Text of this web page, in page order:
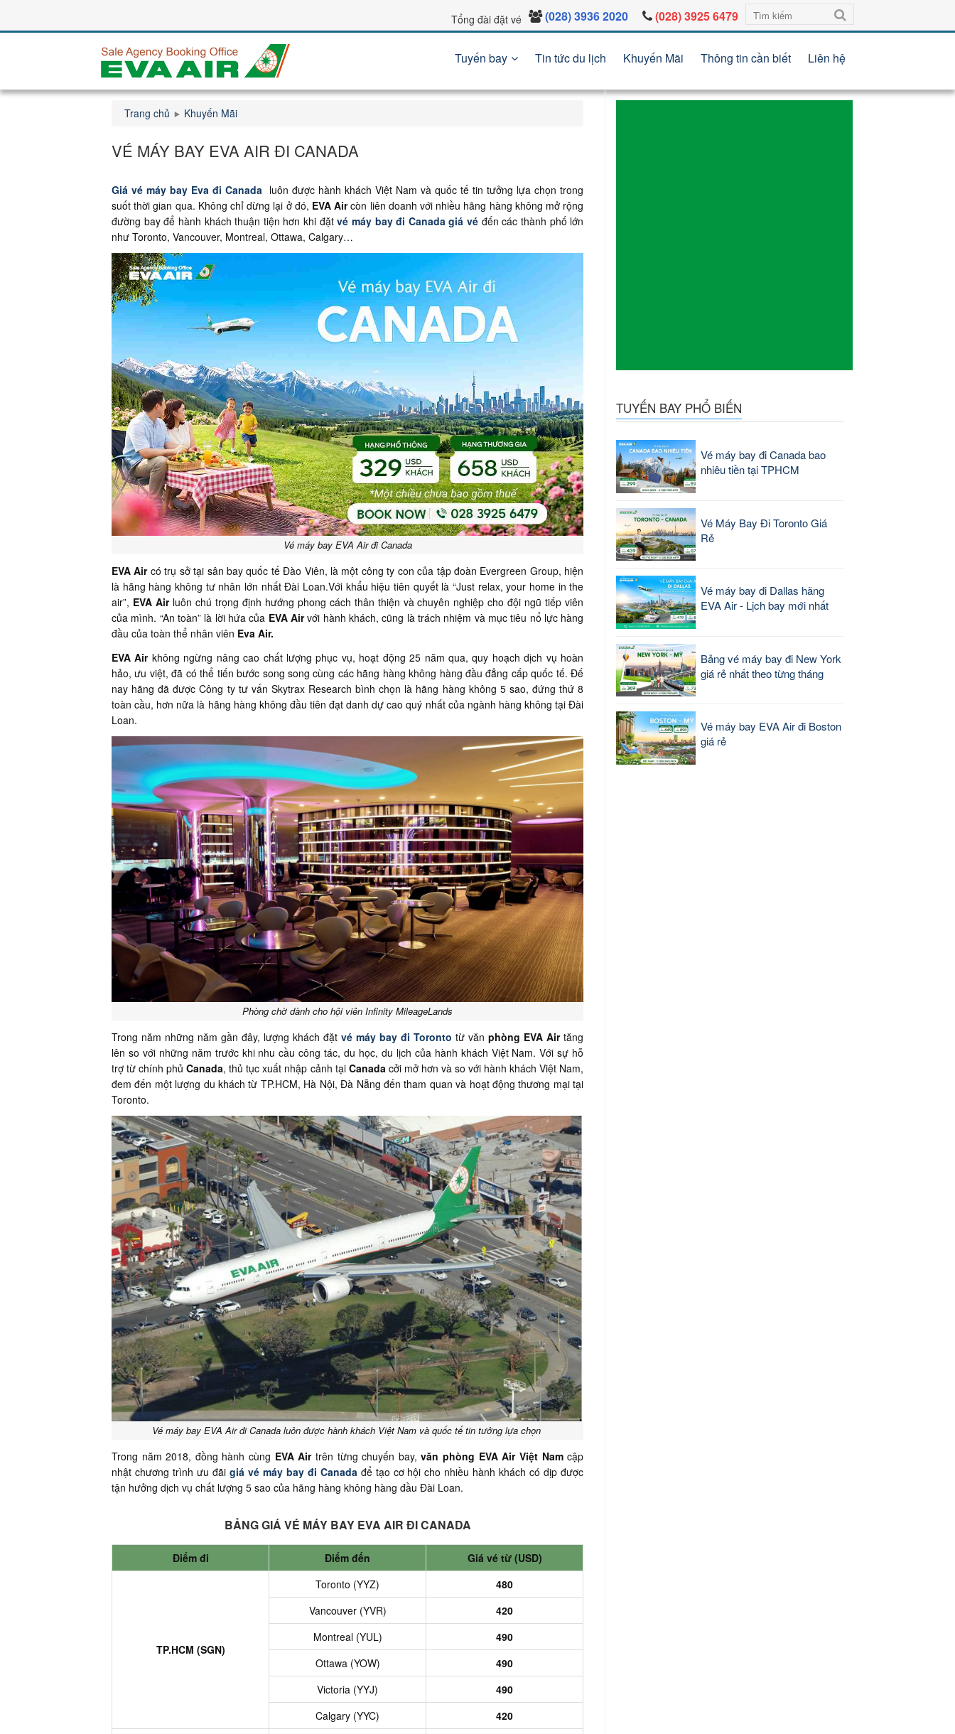
Tổng đài đặt vé (028) 3936 2020 (028) 3925 6479
Tuyến bay Tin tức du lịch Khuyến Mãi Thông tin cần biết Liên hệ
Trang chủ Khuyến Mãi
VÉ MÁY BAY EVA AIR ĐI CANADA
Giá vé máy bay Eva đi Canada luôn được hành khách Việt Nam và quốc tế tin tưởng lựa chọn trong
suốt thời gian qua. Không chỉ dừng lại ở đó, EVA Aircòn liên doanh với nhiều hãng hàng không mở rộng
đường bay để hành khách thuận tiện hơn khi đặtvé máy bay đi Canada giá vé đến các thành phố lớn
như Toronto, Vancouver, Montreal, Ottawa, Calgary…
Vé máy bay EVA Air đi Canada
EVA Air có trụ sở tại sân bay quốc tế Đào Viên, là một công ty con của tập đoàn Evergreen Group, hiện
là hãng hàng không tư nhân lớn nhất Đài Loan.Với khẩu hiệu tiên quyết là “Just relax, your home in the
air”, EVA Airluôn chú trọng định hướng phong cách thân thiện và chuyên nghiệp cho đội ngũ tiếp viên
của mình. “An toàn” là lời hứa của EVA Airvới hành khách, cũng là trách nhiệm và mục tiêu nổ lực hàng
đầu của toàn thể nhân viên Eva Air.
EVA Airkhông ngừng nâng cao chất lượng phục vụ, hoạt động 25 năm qua, quy hoạch dịch vụ hoàn
hảo, ưu việt, đã có thể tiến bước song song cùng các hãng hàng không hàng đầu đẳng cấp quốc tế. Đế
nay hãng đã được Công ty tư vấn Skytrax Research bình chọn là hãng hàng không 5 sao, đứng thứ 8
toàn cầu, hơn nữa là hãng hàng không đầu tiên đạt danh dự cao quý nhất của ngành hàng không tại Đài
Loan.
Phòng chờ dành cho hội viên Infinity MileageLands
Trong năm những năm gần đây, lượng khách đặtvé máy bay đi Toronto từ vănphòng EVA Airtăng
lên so với những năm trước khi nhu cầu công tác, du học, du lịch của hành khách Việt Nam. Với sự hỗ
trợ từ chính phủCanada, thủ tục xuất nhập cảnh tại Canada cởi mở hơn và so với hành khách Việt Nam,
đem đến một lượng du khách từ TP.HCM, Hà Nội, Đà Nẵng đến tham quan và hoạt động thương mại tại
Toronto.
Vé máy bay EVA Air đi Canada luôn được hành khách Việt Nam và quốc tế tin tưởng lựa chọn
Trong năm 2018, đồng hành cùng EVA Airtrên từng chuyến bay,văn phòng EVA Air Việt Namcập
nhật chương trình ưu đãi giá vé máy bay đi Canadađể tạo cơ hội cho nhiều hành khách có dịp được
tận hưởng dịch vụ chất lượng 5 sao của hãng hàng không hàng đầu Đài Loan.
BẢNG GIÁ VÉ MÁY BAY EVA AIR ĐI CANADA
Điểm đi Điểm đến Giá vé từ (USD)
TP.HCM (SGN)
Toronto (YYZ)
480
Vancouver (YVR)
420
Montreal (YUL)
490
Ottawa (YOW)
490
Victoria (YYJ)
490
Calgary (YYC)
420
TUYẾN BAY PHỔ BIẾN
Vé máy bay đi Canada bao
nhiêu tiền tại TPHCM
Vé Máy Bay Đi Toronto Giá
Rẻ
Vé máy bay đi Dallas hãng
EVA Air - Lịch bay mới nhất
Bảng vé máy bay đi New York
giá rẻ nhất theo từng tháng
Vé máy bay EVA Air đi Boston
giá rẻ